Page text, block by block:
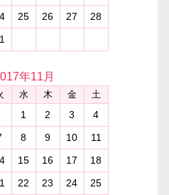
25 26 27
28
年11月
水 木 金 土
1 2 3
4
8 9 10
11
15 16 17
18
22 23 24
25